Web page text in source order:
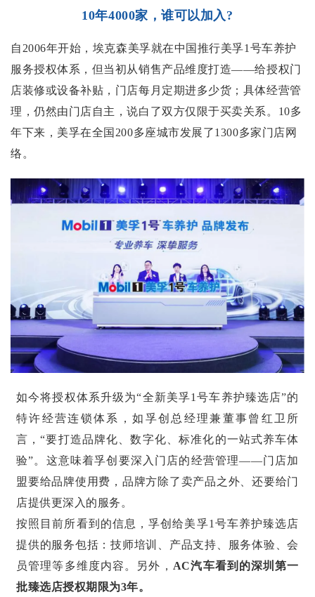
10年4000家，谁可以加入?
自2006年开始，埃克森美孚就在中国推行美孚1号车养护
服务授权体系，但当初从销售产品维度打造——给授权门
店装修或设备补贴，门店每月定期进多少货；具体经营管
理，仍然由门店自主，说白了双方仅限于买卖关系。10多
年下来，美孚在全国200多座城市发展了1300多家门店网
络。
如今将授权体系升级为“全新美孚1号车养护臻选店”的
特许经营连锁体系，如孚创总经理兼董事曾红卫所
言，“要打造品牌化、数字化、标准化的一站式养车体
验”。这意味着孚创要深入门店的经营管理——门店加
盟要给品牌使用费，品牌方除了卖产品之外、还要给门
店提供更深入的服务。
按照目前所看到的信息，孚创给美孚1号车养护臻选店
提供的服务包括：技师培训、产品支持、服务体验、会
员管理等多维度内容。另外， AC汽车看到的深圳第一
批臻选店授权期限为3年。